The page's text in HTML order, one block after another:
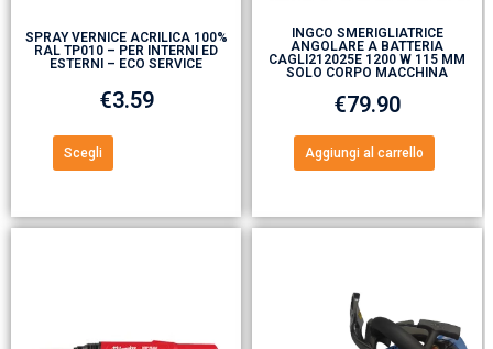
SPRAY VERNICE ACRILICA 100%
RAL TP010 – PER INTERNI ED
ESTERNI – ECO SERVICE
€3.59
Scegli
INGCO SMERIGLIATRICE
ANGOLARE A BATTERIA
CAGLI212025E 1200 W 115 MM
SOLO CORPO MACCHINA
€79.90
Aggiungi al carrello